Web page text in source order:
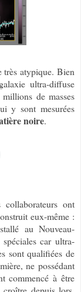
très atypique. Bien
ultra-diffuse
de masses
y sont mesurées
noire.
ont
eux-même :
au Nouveau-
car ultra-
sont qualifiées de
ne possédant
commencé à être